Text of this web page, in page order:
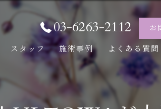
03-6263-2112 お
スタッフ 施術事例 よくある質問